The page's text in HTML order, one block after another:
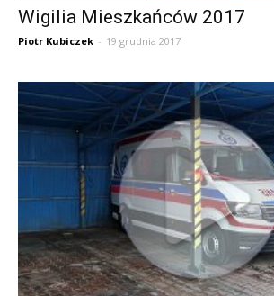
Wigilia Mieszkańców 2017
Piotr Kubiczek - 19 grudnia 2017